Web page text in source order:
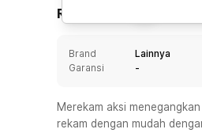
Rincian Produk
Brand
Lainnya
Garansi
-
Merekam aksi
rekam dengan mudah